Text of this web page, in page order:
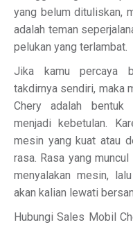
yang belum dituliskan,
adalah teman
pelukan yang terlambat.
Jika kamu percaya
takdirnya sendiri, maka
Chery adalah bentuk
menjadi kebetulan.
mesin yang kuat atau
rasa. Rasa yang
menyalakan mesin,
akan kalian lewati
Hubungi Sales Mobil